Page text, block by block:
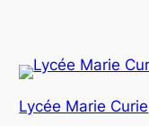
Lycée Marie Curie